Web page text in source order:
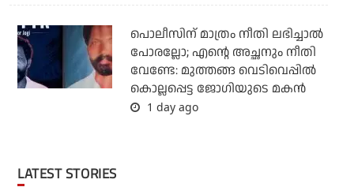
പൊലീസിന് മാത്രം നീതി ലഭിച്ചാല്‍
പോരല്ലോ; എന്റെ അച്ഛനും നീതി
വേണ്ടേ: മുത്തങ്ങ വെടിവെപ്പില്‍
കൊല്ലപ്പെട്ട ജോഗിയുടെ മകന്‍
1 day ago
LATEST STORIES